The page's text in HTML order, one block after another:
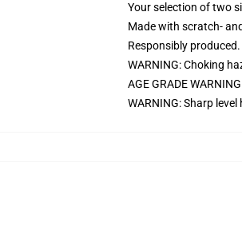
Your selection of two
Made with scratch-
Responsibly
WARNING: Choking
AGE GRADE
WARNING: Sharp